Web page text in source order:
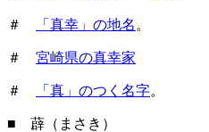
＃ 「真幸」の地名 。
＃ 宮崎県の真幸家
＃ 「真」のつく名字。
■ 薜（まさき）